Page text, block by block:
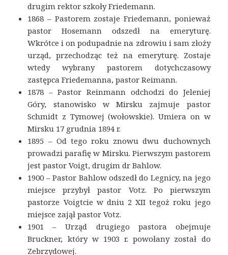
drugim rektor szkoły Friedemann.
1868 – Pastorem zostaje Friedemann, ponieważ
pastor Hosemann odszedł na emeryturę.
Wkrótce i on podupadnie na zdrowiu i sam złoży
urząd, przechodząc też na emeryturę. Zostaje
wtedy wybrany pastorem dotychczasowy
zastępca Friedemanna, pastor Reimann.
1878 – Pastor Reinmann odchodzi do Jeleniej
Góry, stanowisko w Mirsku zajmuje pastor
Schmidt z Tymowej (wołowskie). Umiera on w
Mirsku 17 grudnia 1894 r.
1895 – Od tego roku znowu dwu duchownych
prowadzi parafię w Mirsku. Pierwszym pastorem
jest pastor Voigt, drugim dr Bahlow.
1900 – Pastor Bahlow odszedł do Legnicy, na jego
miejsce przybył pastor Votz. Po pierwszym
pastorze Voigtcie w dniu 2 XII tegoż roku jego
miejsce zajął pastor Votz.
1901 – Urząd drugiego pastora obejmuje
Bruckner, który w 1903 r. powołany został do
Zebrzydowej.